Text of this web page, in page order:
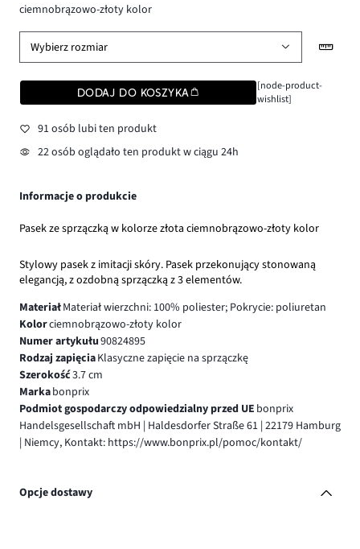
ciemnobrązowo-złoty kolor
Wybierz rozmiar
DODAJ DO KOSZYKA
[node-product-
wishlist]
91 osób lubi ten produkt
22 osób oglądało ten produkt w ciągu 24h
Informacje o produkcie
Pasek ze sprzączką w kolorze złota ciemnobrązowo-złoty kolor
Stylowy pasek z imitacji skóry. Pasek przekonujący stonowaną
elegancją, z ozdobną sprzączką z 3 elementów.
MateriałMateriał wierzchni: 100% poliester; Pokrycie: poliuretan
Kolorciemnobrązowo-złoty kolor
Numer artykułu90824895
Rodzaj zapięciaKlasyczne zapięcie na sprzączkę
Szerokość3.7 cm
Markabonprix
Podmiot gospodarczy odpowiedzialny przed UE bonprix
Handelsgesellschaft mbH | Haldesdorfer Straße 61 | 22179 Hamburg
| Niemcy, Kontakt: https://www.bonprix.pl/pomoc/kontakt/
Opcje dostawy